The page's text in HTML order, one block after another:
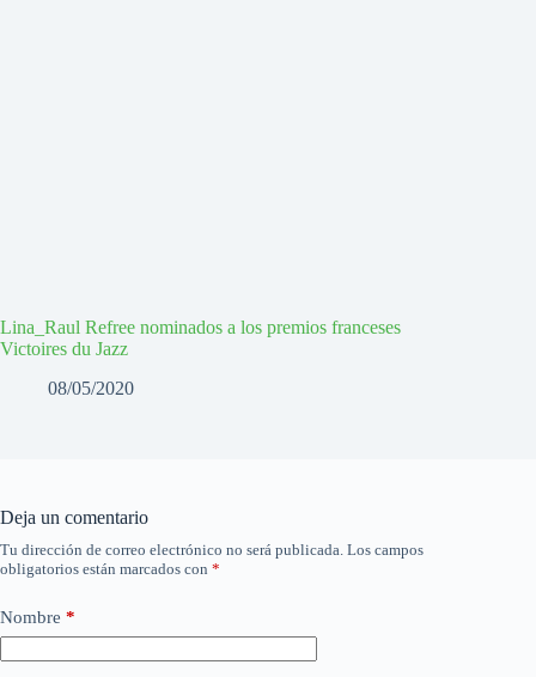
Lina_Raul Refree nominados a los premios franceses
Victoires du Jazz
08/05/2020
Deja un comentario
Tu dirección de correo electrónico no será publicada. Los campos
obligatorios están marcados con *
Nombre *